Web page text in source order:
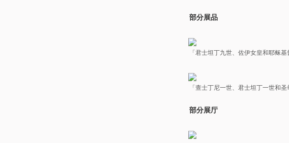
部分展品
「君士坦丁九世、佐伊女皇和耶稣
「查士丁尼一世、君士坦丁一世和
部分展厅